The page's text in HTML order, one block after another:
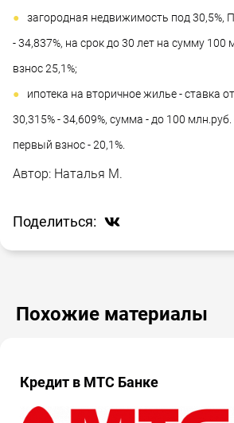
загородная недвижимость под 30,5%,
- 34,837%, на срок до 30 лет на сумму 100
взнос 25,1%;
ипотека на вторичное жилье - ставка
30,315% - 34,609%, сумма - до 100 млн.руб.
первый взнос - 20,1%.
Автор: Наталья М.
Поделиться:
Похожие материалы
Кредит в МТС Банке